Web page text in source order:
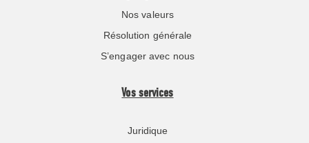
Nos valeurs
Résolution générale
S’engager avec nous
Vos services
Juridique